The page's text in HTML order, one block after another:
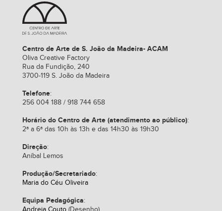
Centro de Arte de S. João da Madeira- ACAM
Oliva Creative Factory
Rua da Fundição, 240
3700-119 S. João da Madeira
Telefone:
256 004 188 / 918 744 658
Horário do Centro de Arte (atendimento ao público):
2ª a 6ª das 10h às 13h e das 14h30 às 19h30
Direção:
Aníbal Lemos
Produção/Secretariado:
Maria do Céu Oliveira
Equipa Pedagógica: